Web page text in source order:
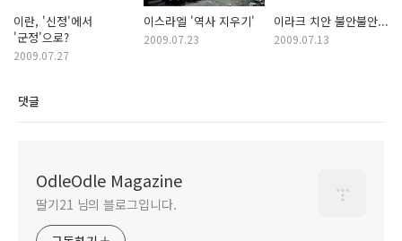
이란, '신정'에서
'군정'으로?
2009.07.27
이스라엘 '역사 지우기'
2009.07.23
이라크 치안 불안불안...
2009.07.13
댓글
OdleOdle Magazine
딸기21 님의 블로그입니다.